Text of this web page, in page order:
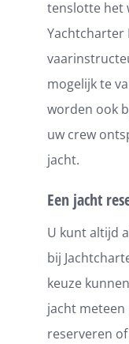
tenslotte het
Yachtcharter
mogelijk te
worden ook
uw crew
jacht.
Een jacht
U kunt altijd
bij
keuze
jacht
reserveren